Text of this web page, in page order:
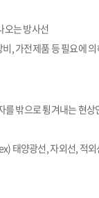
오는 방사선
, 가전제품 등 필요에
밖으로 튕겨내는 현
태양광선, 자외선, 적